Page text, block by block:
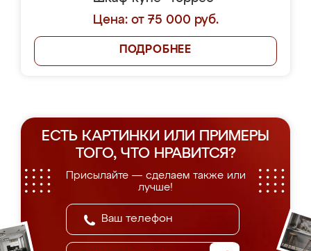
Цена: от 75 000 руб.
ПОДРОБНЕЕ
ЕСТЬ КАРТИНКИ ИЛИ ПРИМЕРЫ
ТОГО, ЧТО НРАВИТСЯ?
Присылайте — сделаем также или
лучше!